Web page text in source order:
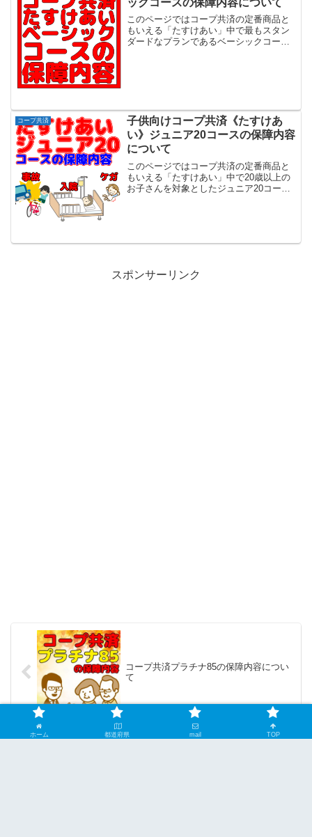
このページではコープ共済の定番商品と
もいえる「たすけあい」中で最もスタン
ダードなプランであるベーシックコース
コープ共済
子供向けコープ共済《たすけあ
い》ジュニア20コースの保障内容
について
このページではコープ共済の定番商品と
もいえる「たすけあい」中で20歳以上の
お子さんを対象としたジュニア20コース
スポンサーリンク
コープ共済プラチナ85の保障内容につい
て
ホーム 都道府県 mail TOP